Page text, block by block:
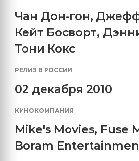
Чан Дон-гон,
Кейт Босворт,
Тони Кокс
РЕЛИЗ В РОССИИ
02 декабря 2010
КИНОКОМПАНИЯ
Mike's Movies, Fuse
Boram